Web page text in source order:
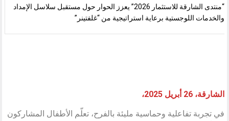
“منتدى الشارقة للاستثمار 2026” يعزز الحوار حول مستقبل سلاسل الإمداد
والخدمات اللوجستية برعاية استراتيجية من “غلفتينر”
الشارقة، 26 أبريل 2025،
في تجربة تفاعلية وحماسية مليئة بالفرح، تعلّم الأطفال المشاركون